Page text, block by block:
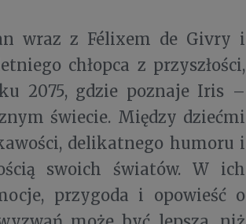
wraz z Félixem de Givry i
chłopca z przyszłości,
2075, gdzie poznaje Iris –
świecie. Między dziećmi
delikatnego humoru i
swoich światów. W ich
przygoda i opowieść o